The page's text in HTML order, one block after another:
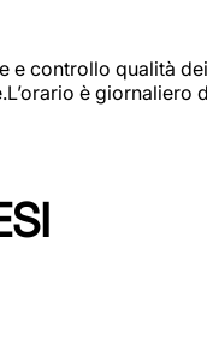
controllo qualità
è giornaliero